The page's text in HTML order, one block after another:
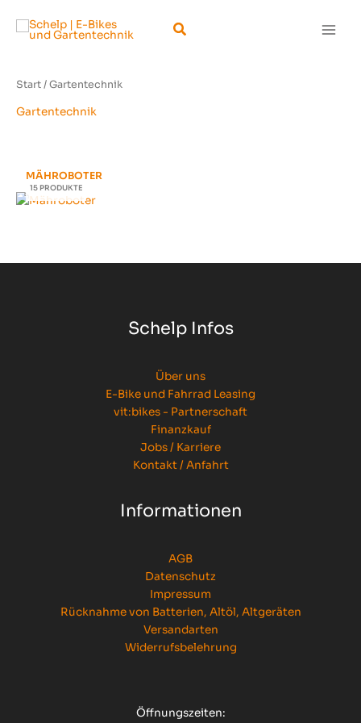
Inhalt
springen
Suchen
Start/ Gartentechnik
Gartentechnik
MÄHROBOTER
15 PRODUKTE
Schelp Infos
Über uns
E-Bike und Fahrrad Leasing
vit:bikes - Partnerschaft
Finanzkauf
Jobs / Karriere
Kontakt / Anfahrt
Informationen
AGB
Datenschutz
Impressum
Rücknahme von Batterien, Altöl, Altgeräten
Versandarten
Widerrufsbelehrung
Öffnungszeiten: